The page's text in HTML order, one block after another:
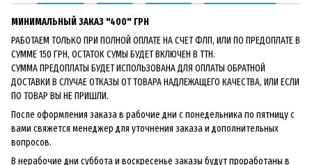
МИНИМАЛЬНЫЙ ЗАКАЗ "400" ГРН
РАБОТАЕМ ТОЛЬКО ПРИ ПОЛНОЙ ОПЛАТЕ НА СЧЕТ ФЛП, ИЛИ ПО ПРЕДОПЛАТЕ В
СУММЕ 150 ГРН, ОСТАТОК СУМЫ БУДЕТ ВКЛЮЧЕН В ТТН.
СУММА ПРЕДОПЛАТЫ БУДЕТ ИСПОЛЬЗОВАНА ДЛЯ ОПЛАТЫ ОБРАТНОЙ
ДОСТАВКИ В СЛУЧАЕ ОТКАЗЫ ОТ ТОВАРА НАДЛЕЖАЩЕГО КАЧЕСТВА, ИЛИ ЕСЛИ
ПО ТОВАР ВЫ НЕ ПРИШЛИ.
После оформления заказа в рабочие дни с понедельника по пятницу с
вами свяжется менеджер для уточнения заказа и дополнительных
вопросов.
В нерабочие дни суббота и воскресенье заказы будут проработаны в